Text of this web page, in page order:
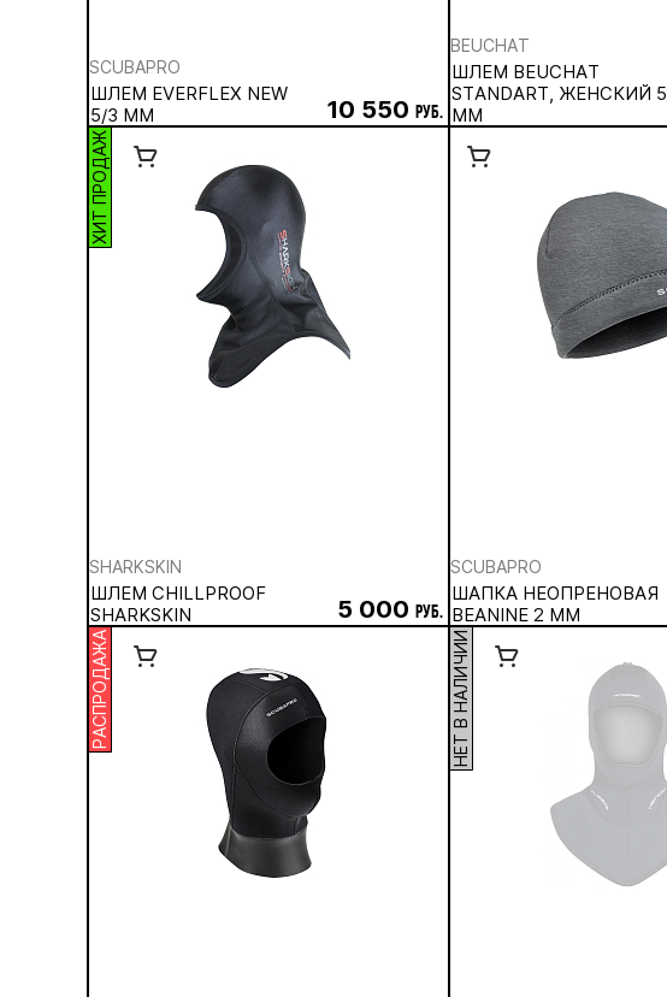
SCUBAPRO
ШЛЕМ EVERFLEX NEW
5/3 ММ
10 550 руб.
BEUCHAT
ШЛЕМ BEUCHAT
STANDART, ЖЕНСКИЙ 5
ММ
ХИТ ПРОДАЖ
SHARKSKIN
ШЛЕМ CHILLPROOF
SHARKSKIN
5 000 руб.
SCUBAPRO
ШАПКА НЕОПРЕНОВАЯ
BEANINE 2 ММ
РАСПРОДАЖА НЕТ В НАЛИЧИИ